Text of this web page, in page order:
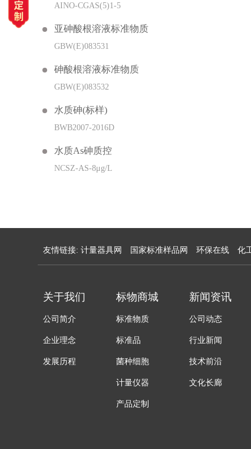
AINO-CGAS(5)1-5
亚砷酸根溶液标准物质
GBW(E)083531
砷酸根溶液标准物质
GBW(E)083532
水质砷(标样)
BWB2007-2016D
水质As砷质控
NCSZ-AS-8μg/L
友情链接: 计量器具网 国家标准样品网 环保在线 化
关于我们
公司简介
企业理念
发展历程
标物商城
标准物质
标准品
菌种细胞
计量仪器
产品定制
新闻资讯
公司动态
行业新闻
技术前沿
文化长廊